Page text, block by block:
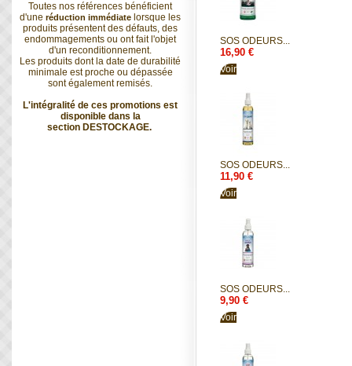
Toutes nos références bénéficient
d'une réduction immédiate lorsque les
produits présentent des défauts, des
endommagements ou ont fait l'objet
d'un reconditionnement.
Les produits dont la date de durabilité
minimale est proche ou dépassée
sont également remisés.
L'intégralité de ces promotions est
disponible dans la
section DESTOCKAGE.
SOS ODEURS...
16,90 €
Voir
SOS ODEURS...
11,90 €
Voir
SOS ODEURS...
9,90 €
Voir